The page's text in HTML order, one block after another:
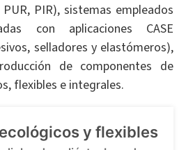
PIR), sistemas empleados
con aplicaciones CASE
selladores y elastómeros),
de componentes de
flexibles e integrales.
y flexibles